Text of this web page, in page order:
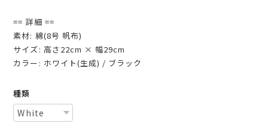
== 詳細 ==
素材: 綿(8号 帆布)
サイズ: 高さ22cm × 幅29cm
カラー: ホワイト(生成) / ブラック
種類